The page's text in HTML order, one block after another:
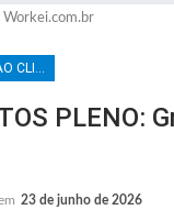
Workei.com.br
ATENDIMENTO AO CLIENTE
PLENO:
23 de junho de 2026